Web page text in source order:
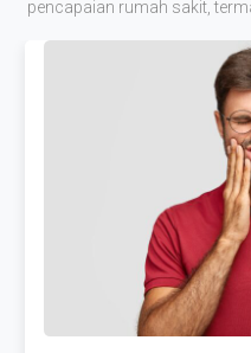
pencapaian rumah sakit,